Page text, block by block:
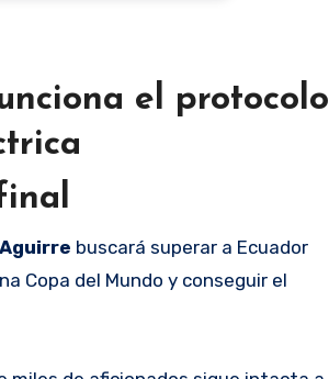
el protocolo
Aguirre buscará superar a Ecuador
Copa del Mundo y conseguir el